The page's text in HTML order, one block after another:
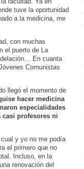
tuve la oportunidad
a la medicina, me
con muchas
el puerto de La
En cuanta
Comunistas
llegó el momento de
hacer medicina
especialidades
casi profesores ni
y yo no me podía
el primero que no
Incluso, en la
renovación del